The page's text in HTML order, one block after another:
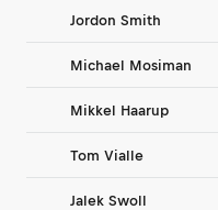
Jordon Smith
Michael Mosiman
Mikkel Haarup
Tom Vialle
Jalek Swoll